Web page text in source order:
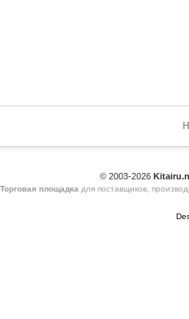
© 2003-2026
Торговая площадка для поставщиков,